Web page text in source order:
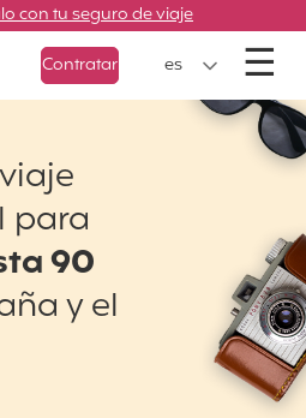
de viaje
con tu seguro de viaje
805 947
Contratar es ☰
para
90
y el